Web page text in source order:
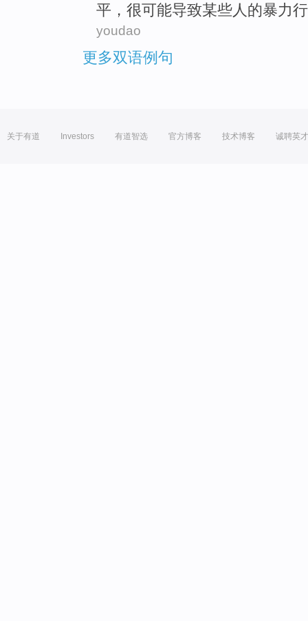
平， 很可能导致某些人的暴力
youdao
更多双语例句
关于有道 Investors 有道智选 官方博客 技术博客 诚聘英才